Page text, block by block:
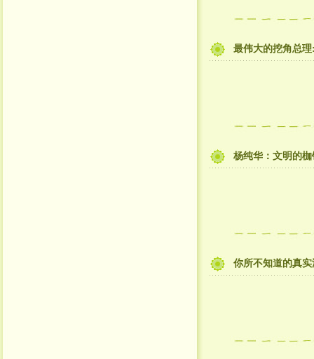
最伟大的挖角总
杨纯华：文明的
你所不知道的真